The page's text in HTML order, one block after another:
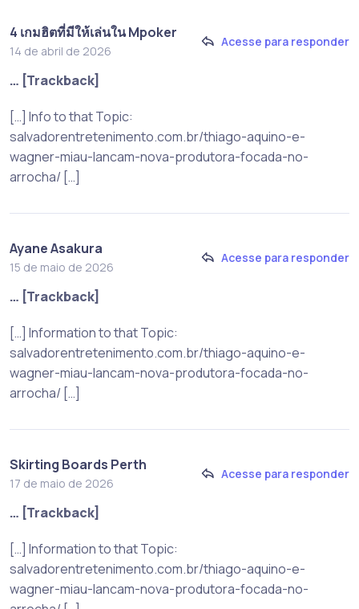
4 เกมฮิตที่มีให้เล่นใน Mpoker
14 de abril de 2026
Acesse para responder
… [Trackback]
[…] Info to that Topic:
salvadorentretenimento.com.br/thiago-aquino-e-
wagner-miau-lancam-nova-produtora-focada-no-
arrocha/ […]
Ayane Asakura
15 de maio de 2026
Acesse para responder
… [Trackback]
[…] Information to that Topic:
salvadorentretenimento.com.br/thiago-aquino-e-
wagner-miau-lancam-nova-produtora-focada-no-
arrocha/ […]
Skirting Boards Perth
17 de maio de 2026
Acesse para responder
… [Trackback]
[…] Information to that Topic:
salvadorentretenimento.com.br/thiago-aquino-e-
wagner-miau-lancam-nova-produtora-focada-no-